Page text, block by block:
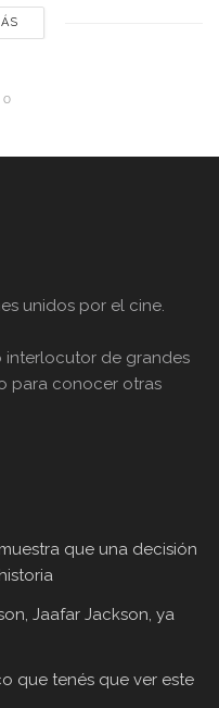
del lanzamiento...
unidos por el cine.
interlocutor de grandes
para conocer otras
que una decisión
Jaafar Jackson, ya
que tenés que ver este